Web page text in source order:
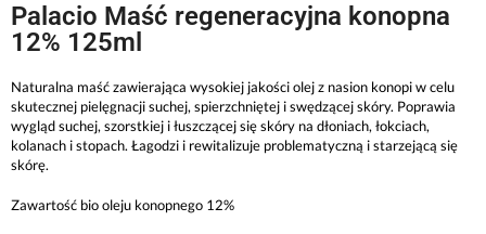
Palacio Maść regeneracyjna konopna
12% 125ml
Naturalna maść zawierająca wysokiej jakości olej z nasion konopi w celu
skutecznej pielęgnacji suchej, spierzchniętej i swędzącej skóry. Poprawia
wygląd suchej, szorstkiej i łuszczącej się skóry na dłoniach, łokciach,
kolanach i stopach. Łagodzi i rewitalizuje problematyczną i starzejącą się
skórę.
Zawartość bio oleju konopnego 12%